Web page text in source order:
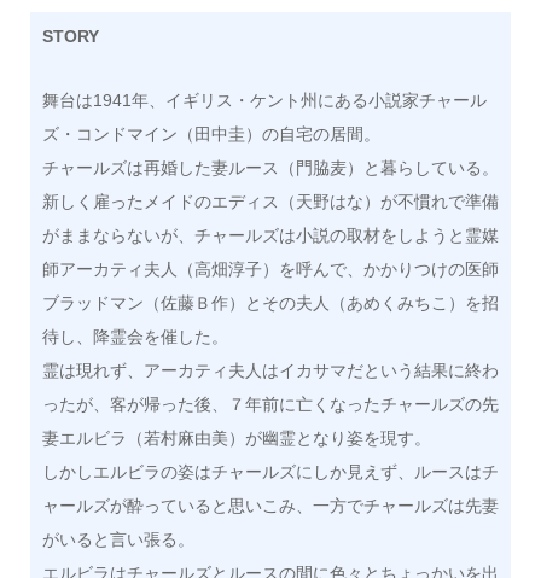
STORY
舞台は1941年、イギリス・ケント州にある小説家チャール
ズ・コンドマイン（田中圭）の自宅の居間。
チャールズは再婚した妻ルース（門脇麦）と暮らしている。
新しく雇ったメイドのエディス（天野はな）が不慣れで準備
がままならないが、チャールズは小説の取材をしようと霊媒
師アーカティ夫人（高畑淳子）を呼んで、かかりつけの医師
ブラッドマン（佐藤Ｂ作）とその夫人（あめくみちこ）を招
待し、降霊会を催した。
霊は現れず、アーカティ夫人はイカサマだという結果に終わ
ったが、客が帰った後、７年前に亡くなったチャールズの先
妻エルビラ（若村麻由美）が幽霊となり姿を現す。
しかしエルビラの姿はチャールズにしか見えず、ルースはチ
ャールズが酔っていると思いこみ、一方でチャールズは先妻
がいると言い張る。
エルビラはチャールズとルースの間に色々とちょっかいを出